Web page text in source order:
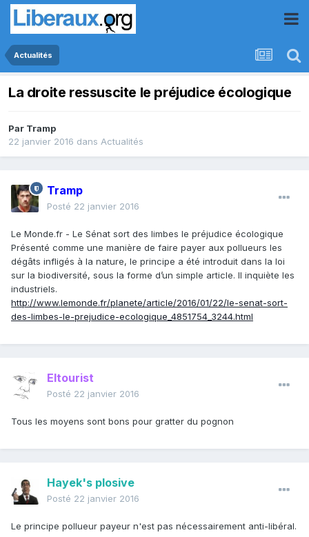
Actualités
La droite ressuscite le préjudice écologique
Par Tramp
22 janvier 2016 dans Actualités
Tramp
Posté 22 janvier 2016
Le Monde.fr - Le Sénat sort des limbes le préjudice écologique
Présenté comme une manière de faire payer aux pollueurs les
dégâts infligés à la nature, le principe a été introduit dans la loi
sur la biodiversité, sous la forme d’un simple article. Il inquiète les
industriels.
http://www.lemonde.fr/planete/article/2016/01/22/le-senat-sort-
des-limbes-le-prejudice-ecologique_4851754_3244.html
Eltourist
Posté 22 janvier 2016
Tous les moyens sont bons pour gratter du pognon
Hayek's plosive
Posté 22 janvier 2016
Le principe pollueur payeur n'est pas nécessairement anti-libéral.